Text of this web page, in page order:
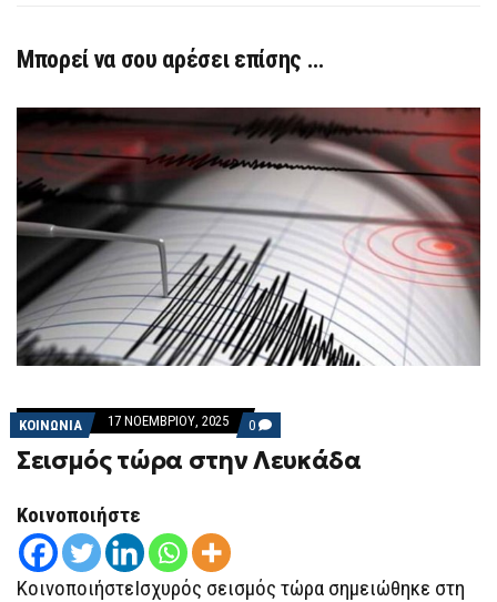
Μπορεί να σου αρέσει επίσης …
ΚΟΙΝΩΝΙΑ 17 ΝΟΕΜΒΡΊΟΥ, 2025 0 COMMENTS
ON
ΣΕΙΣΜΌΣ
ΤΏΡΑ
Σεισμός τώρα στην Λευκάδα
Κοινοποιήστε
ΚοινοποιήστεΙσχυρός σεισμός τώρα σημειώθηκε στη